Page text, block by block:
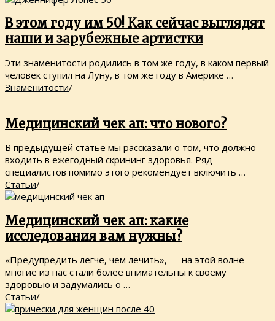
В этом году им 50! Как сейчас выглядят
наши и зарубежные артистки
Эти знаменитости родились в том же году, в каком первый
человек ступил на Луну, в том же году в Америке …
Знаменитости/
Медицинский чек ап: что нового?
В предыдущей статье мы рассказали о том, что должно
входить в ежегодный скрининг здоровья. Ряд
специалистов помимо этого рекомендует включить …
Статьи/
Медицинский чек ап: какие
исследования вам нужны?
«Предупредить легче, чем лечить», — на этой волне
многие из нас стали более внимательны к своему
здоровью и задумались о …
Статьи/